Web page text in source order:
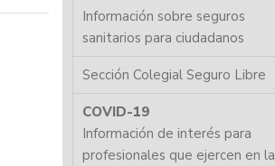
Información sobre seguros
sanitarios para ciudadanos
Sección Colegial Seguro Libre
COVID-19
Información de interés para
profesionales que ejercen en la